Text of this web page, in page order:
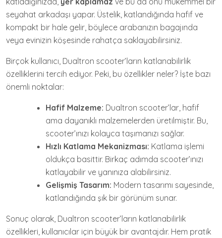
seyahat arkadaşı yapar. Üstelik, katlandığında hafif ve
kompakt bir hale gelir, böylece arabanızın bagajında
veya evinizin köşesinde rahatça saklayabilirsiniz.
Birçok kullanıcı, Dualtron scooter’ların katlanabilirlik
özelliklerini tercih ediyor. Peki, bu özellikler neler? İşte bazı
önemli noktalar:
Hafif Malzeme: Dualtron scooter’lar, hafif
ama dayanıklı malzemelerden üretilmiştir. Bu,
scooter’ınızı kolayca taşımanızı sağlar.
Hızlı Katlama Mekanizması: Katlama işlemi
oldukça basittir. Birkaç adımda scooter’ınızı
katlayabilir ve yanınıza alabilirsiniz.
Gelişmiş Tasarım: Modern tasarımı sayesinde,
katlandığında şık bir görünüm sunar.
Sonuç olarak, Dualtron scooter’ların katlanabilirlik
özellikleri, kullanıcılar için büyük bir avantajdır. Hem pratik